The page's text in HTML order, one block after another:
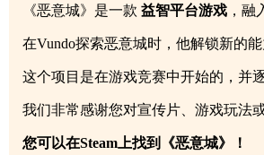
《恶意城》是一款 益智平台游戏 ，融
在Vundo探索恶意城时，他解锁新的
这个项目是在游戏竞赛中开始的，并
我们非常感谢您对宣传片、游戏玩法
您可以在Steam上找到《恶意城》！